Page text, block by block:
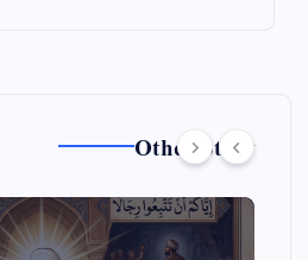
Other Story